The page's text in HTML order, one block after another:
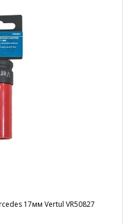
17мм Vertul VR50827